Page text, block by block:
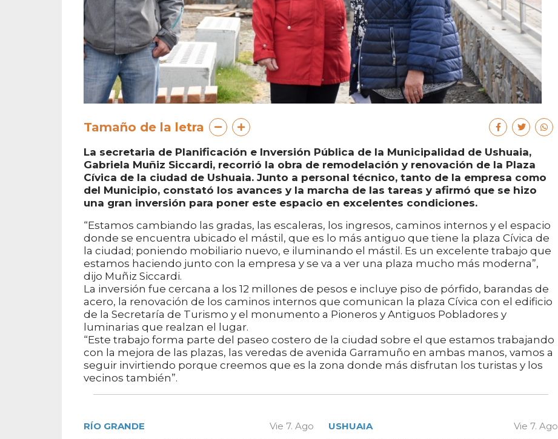
Tamaño de la letra
La secretaria de Planificación e Inversión Pública de la Municipalidad de Ushuaia,
Gabriela Muñiz Siccardi, recorrió la obra de remodelación y renovación de la Plaza
Cívica de la ciudad de Ushuaia. Junto a personal técnico, tanto de la empresa como
del Municipio, constató los avances y la marcha de las tareas y afirmó que se hizo
una gran inversión para poner este espacio en excelentes condiciones.
“Estamos cambiando las gradas, las escaleras, los ingresos, caminos internos y el espacio
donde se encuentra ubicado el mástil, que es lo más antiguo que tiene la plaza Cívica de
la ciudad; poniendo mobiliario nuevo, e iluminando el mástil. Es un excelente trabajo que
estamos haciendo junto con la empresa y se va a ver una plaza mucho más moderna”,
dijo Muñiz Siccardi.
La inversión fue cercana a los 12 millones de pesos e incluye piso de pórfido, barandas de
acero, la renovación de los caminos internos que comunican la plaza Cívica con el edificio
de la Secretaría de Turismo y el monumento a Pioneros y Antiguos Pobladores y
luminarias que realzan el lugar.
“Este trabajo forma parte del paseo costero de la ciudad sobre el que estamos trabajando
con la mejora de las plazas, las veredas de avenida Garramuño en ambas manos, vamos a
seguir invirtiendo porque creemos que es la zona donde más disfrutan los turistas y los
vecinos también”.
RÍO GRANDE Vie 7. Ago USHUAIA Vie 7. Ago